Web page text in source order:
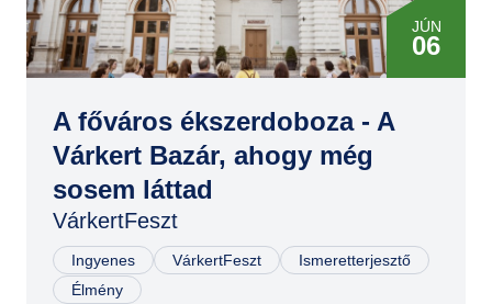
JÚN
06
JÚN
07
A főváros ékszerdoboza - A
Várkert Bazár, ahogy még
sosem láttad
VárkertFeszt
Ingyenes VárkertFeszt
Ismeretterjesztő
Élmény